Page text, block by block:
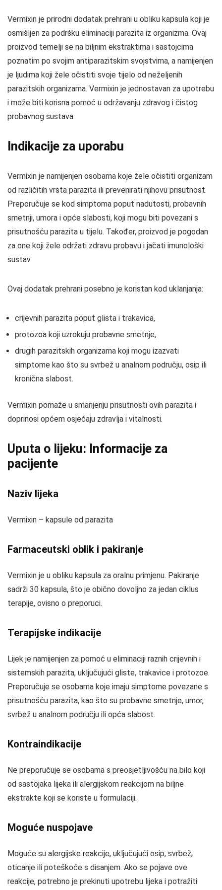
Vermixin je prirodni dodatak prehrani u obliku kapsula koji je
osmišljen za podršku eliminaciji parazita iz organizma. Ovaj
proizvod temelji se na biljnim ekstraktima i sastojcima
poznatim po svojim antiparazitskim svojstvima, a namijenjen
je ljudima koji žele očistiti svoje tijelo od neželjenih
parazitskih organizama. Vermixin je jednostavan za upotrebu
i može biti korisna pomoć u održavanju zdravog i čistog
probavnog sustava.
Indikacije za uporabu
Vermixin je namijenjen osobama koje žele očistiti organizam
od različitih vrsta parazita ili prevenirati njihovu prisutnost.
Preporučuje se kod simptoma poput nadutosti, probavnih
smetnji, umora i opće slabosti, koji mogu biti povezani s
prisutnošću parazita u tijelu. Također, proizvod je pogodan
za one koji žele održati zdravu probavu i jačati imunološki
sustav.
Ovaj dodatak prehrani posebno je koristan kod uklanjanja:
crijevnih parazita poput glista i trakavica,
protozoa koji uzrokuju probavne smetnje,
drugih parazitskih organizama koji mogu izazvati
simptome kao što su svrbež u analnom području, osip ili
kronična slabost.
Vermixin pomaže u smanjenju prisutnosti ovih parazita i
doprinosi općem osjećaju zdravlja i vitalnosti.
Uputa o lijeku: Informacije za
pacijente
Naziv lijeka
Vermixin – kapsule od parazita
Farmaceutski oblik i pakiranje
Vermixin je u obliku kapsula za oralnu primjenu. Pakiranje
sadrži 30 kapsula, što je obično dovoljno za jedan ciklus
terapije, ovisno o preporuci.
Terapijske indikacije
Lijek je namijenjen za pomoć u eliminaciji raznih crijevnih i
sistemskih parazita, uključujući gliste, trakavice i protozoe.
Preporučuje se osobama koje imaju simptome povezane s
prisutnošću parazita, kao što su probavne smetnje, umor,
svrbež u analnom području ili opća slabost.
Kontraindikacije
Ne preporučuje se osobama s preosjetljivošću na bilo koji
od sastojaka lijeka ili alergijskom reakcijom na biljne
ekstrakte koji se koriste u formulaciji.
Moguće nuspojave
Moguće su alergijske reakcije, uključujući osip, svrbež,
oticanje ili poteškoće s disanjem. Ako se pojave ove
reakcije, potrebno je prekinuti upotrebu lijeka i potražiti